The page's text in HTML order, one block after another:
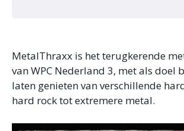
MetalThraxx is het terugkerende
van WPC Nederland 3, met als doel
laten genieten van verschillende
hard rock tot extremere metal.